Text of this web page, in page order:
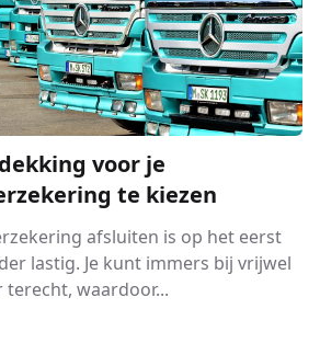
voor je
te kiezen
afsluiten is op het eerst
lastig. Je kunt immers bij vrijwel
waardoor...